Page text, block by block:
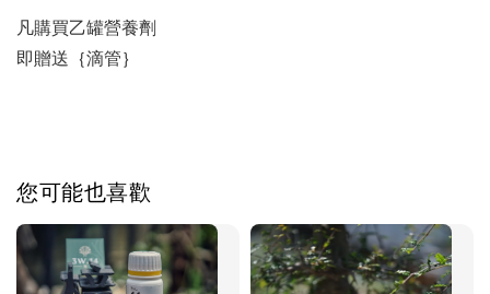
凡購買乙罐營養劑
即贈送｛滴管｝
您可能也喜歡